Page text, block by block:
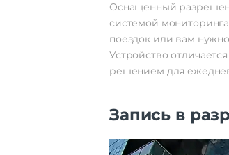
Оснащенный
системой
поездок или вам
Устройство
решением для
Запись в